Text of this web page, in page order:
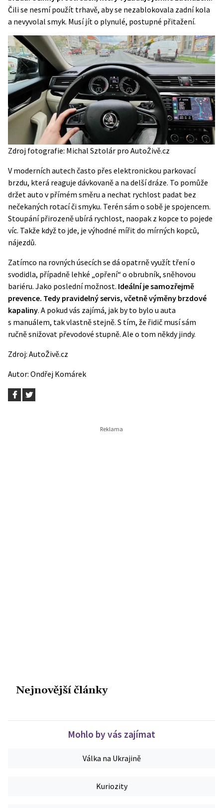
Čili se nesmí použít trhavě, aby se nezablokovala zadní kola
a nevyvolal smyk. Musí jít o plynulé, postupné přitažení.
Zdroj fotografie: Michal Sztolár pro AutoŽivě.cz
V moderních autech často přes elektronickou parkovací
brzdu, která reaguje dávkovaně a na delší dráze. To pomůže
držet auto v přímém směru a nechat rychlost padat bez
nečekaných rotací či smyku. Terén sám o sobě je spojencem.
Stoupání přirozeně ubírá rychlost, naopak z kopce to pojede
víc. Takže když to jde, je výhodné mířit do mírných kopců,
nájezdů.
Zatímco na rovných úsecích se dá opatrně využít tření o
svodidla, případně lehké „opření“ o obrubník, sněhovou
bariéru. Jako poslední možnost. Ideální je samozřejmě
prevence. Tedy pravidelný servis, včetně výměny brzdové
kapaliny. A pokud vás zajímá, jak by to bylo u auta
s manuálem, tak vlastně stejně. S tím, že řidič musí sám
ručně snižovat převodové stupně. Ale o tom někdy jindy.
Zdroj: AutoŽivě.cz
Autor: Ondřej Komárek
Nejnovější články
Mohlo by vás zajímat
Válka na Ukrajině
Kuriozity